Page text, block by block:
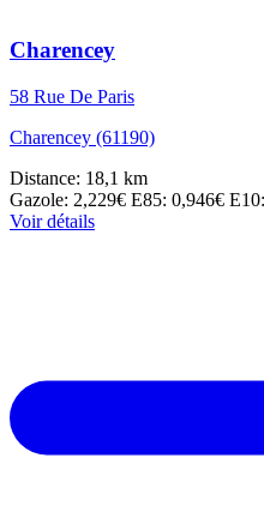
Charencey
58 Rue De Paris
Charencey (61190)
Distance: 18,1 km
Gazole: 2,229€ E85: 0,946€
Voir détails